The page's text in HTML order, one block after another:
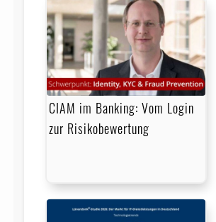
CIAM im Banking: Vom Login
zur Risikobewertung